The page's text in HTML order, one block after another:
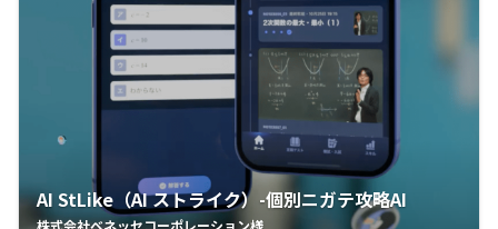
AI StLike（AI ストライク）-個別ニガテ攻略AI
株式会社ベネッセコーポレーション様